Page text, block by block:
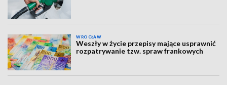
WROCŁAW
Weszły w życie przepisy mające usprawnić
rozpatrywanie tzw. spraw frankowych